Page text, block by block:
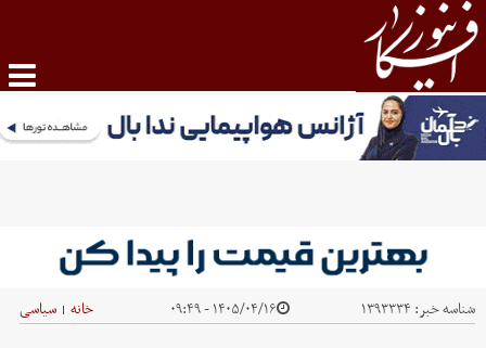
شناسه خبر: ۱۳۹۳۳۳۴ ۱۴۰۵/۰۴/۱۶ - ۰۹:۴۹ خانه | سیاسی